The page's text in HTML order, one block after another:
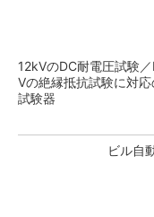
12kVのDC耐電圧試験
Vの絶縁抵抗試験に対
試験器
ビル自